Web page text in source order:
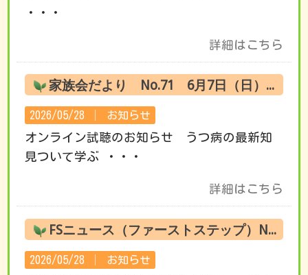
・・・
詳細はこちら
家族会だより No.71 6月7日（日） オンライン試聴のお知らせ
2026/05/28 │ お知らせ
オンライン試聴のお知らせ うつ病の最新知
見ついて学ぶ ・・・
詳細はこちら
FSニュース（ファーストステップ）No.220 6月の活動です
2026/05/28 │ お知らせ